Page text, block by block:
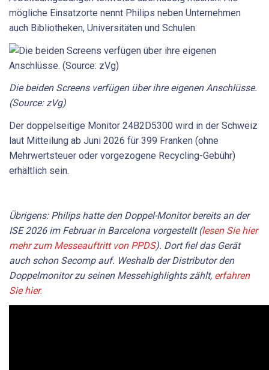
mögliche Einsatzorte nennt Philips neben Unternehmen
auch Bibliotheken, Universitäten und Schulen.
Die beiden Screens verfügen über ihre eigenen Anschlüsse.
(Source: zVg)
Der doppelseitige Monitor 24B2D5300 wird in der Schweiz
laut Mitteilung ab Juni 2026 für 399 Franken (ohne
Mehrwertsteuer oder vorgezogene Recycling-Gebühr)
erhältlich sein.
Übrigens: Philips hatte den Doppel-Monitor bereits an der
ISE 2026 im Februar in Barcelona vorgestellt (lesen Sie hier
mehr zum Messeauftritt von PPDS). Dort fiel das Gerät
auch schon Secomp auf. Weshalb der Distributor den
Doppelmonitor zu seinen Messehighlights zählt, erfahren
Sie hier.